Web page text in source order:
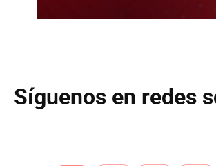
Síguenos en redes